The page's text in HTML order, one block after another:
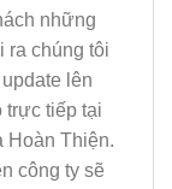
những
ra chúng tôi
lên
trực tiếp tại
Hoàn Thiện.
công ty sẽ